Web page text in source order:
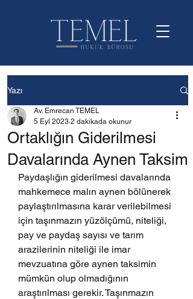
Yazı
Ortaklığın Giderilmesi
Davalarında Aynen Taksim
Av. Emrecan TEMEL
5 Eyl 2023 2 dakikada okunur
Paydaşlığın giderilmesi davalarında
mahkemece malın aynen bölünerek
paylaştırılmasına karar verilebilmesi
için taşınmazın yüzölçümü, niteliği,
pay ve paydaş sayısı ve tarım
arazilerinin niteliği ile imar
mevzuatına göre aynen taksimin
mümkün olup olmadığının
araştırılması gerekir. Taşınmazın